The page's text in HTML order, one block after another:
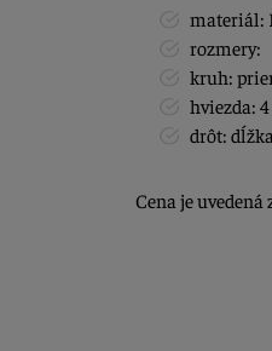
materiál:
rozmery:
kruh:
hviezda:
drôt:
Cena je uvedená